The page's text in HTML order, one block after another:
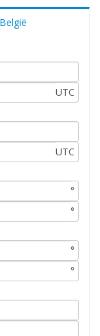
UTC
UTC
°
°
°
°